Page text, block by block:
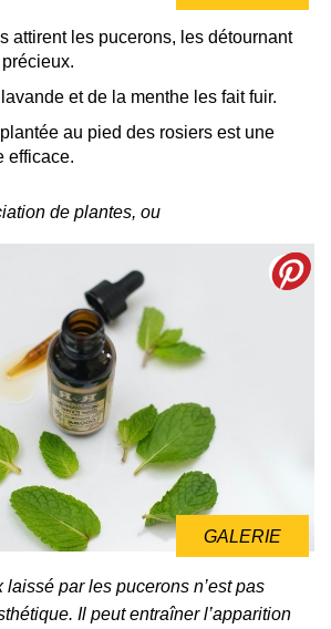
attirent les pucerons, les détournant
lavande et de la menthe les fait fuir.
au pied des rosiers est une
efficace.
de plantes, ou
GALERIE
par les pucerons n’est pas
Il peut entraîner l’apparition